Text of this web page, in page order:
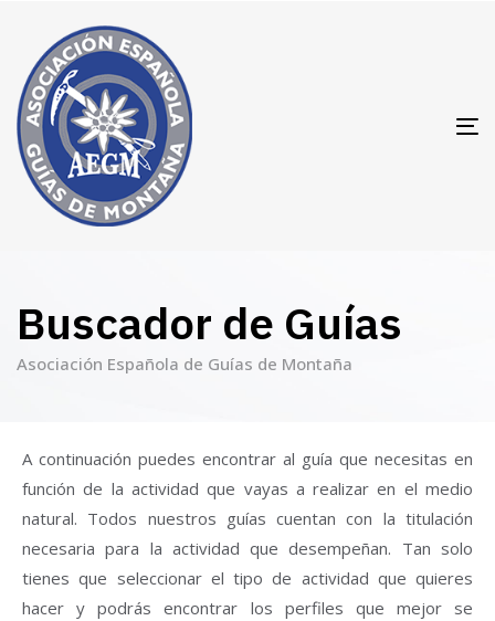
Buscador de Guías
Asociación Española de Guías de Montaña
A continuación puedes encontrar al guía que necesitas en
función de la actividad que vayas a realizar en el medio
natural. Todos nuestros guías cuentan con la titulación
necesaria para la actividad que desempeñan. Tan solo
tienes que seleccionar el tipo de actividad que quieres
hacer y podrás encontrar los perfiles que mejor se